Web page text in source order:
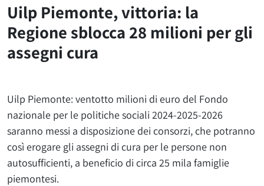
Uilp Piemonte, vittoria: la
Regione sblocca 28 milioni per gli
assegni cura
Uilp Piemonte: ventotto milioni di euro del Fondo
nazionale per le politiche sociali 2024-2025-2026
saranno messi a disposizione dei consorzi, che potranno
così erogare gli assegni di cura per le persone non
autosufficienti, a beneficio di circa 25 mila famiglie
piemontesi.